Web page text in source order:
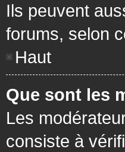
Ils peuvent
forums, selon
Haut
Que sont les
Les
consiste à